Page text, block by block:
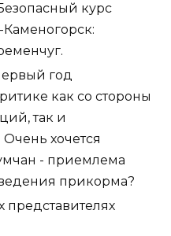
курс
Каменогорск:
год
как со стороны
так и
хочется
- приемлема
прикорма?
представителях